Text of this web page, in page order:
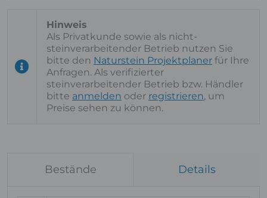
Als Privatkunde sowie als nicht-
steinverarbeitender Betrieb nutzen Sie
bitte den Naturstein Projektplaner für Ihre
Anfragen. Als verifizierter
steinverarbeitender Betrieb bzw. Händler
bitte anmelden oder registrieren, um
Preise sehen zu können.
Bestände Details